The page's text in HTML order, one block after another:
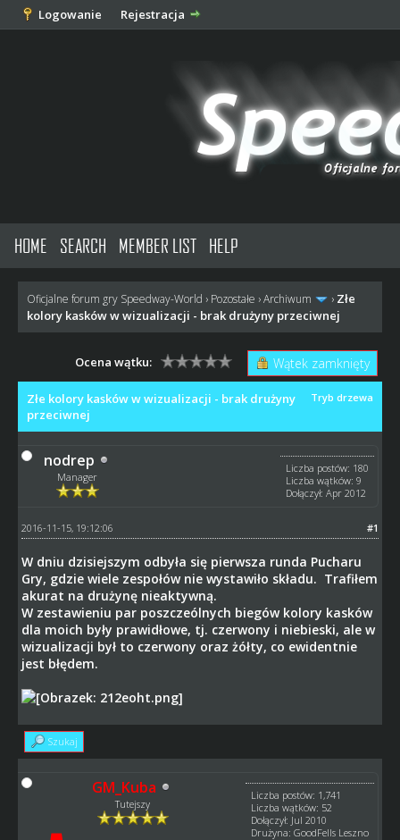
Logowanie Rejestracja
HOME SEARCH MEMBER LIST HELP
Oficjalne forum gry Speedway-World › Pozostałe ›Archiwum › Złe
kolory kasków w wizualizacji - brak drużyny przeciwnej
Wątek zamknięty
Ocena wątku:
Tryb drzewa
Złe kolory kasków w wizualizacji - brak drużyny
przeciwnej
nodrep
Manager
Liczba postów: 180
Liczba wątków: 9
Dołączył: Apr 2012
#1
2016-11-15, 19:12:06
W dniu dzisiejszym odbyła się pierwsza runda Pucharu
Gry, gdzie wiele zespołów nie wystawiło składu. Trafiłem
akurat na drużynę nieaktywną.
W zestawieniu par poszczeólnych biegów kolory kasków
dla moich były prawidłowe, tj. czerwony i niebieski, ale w
wizualizacji był to czerwony oraz żółty, co ewidentnie
jest błędem.
Szukaj
GM_Kuba
Tutejszy
Liczba postów: 1,741
Liczba wątków: 52
Dołączył: Jul 2010
Drużyna: GoodFells Leszno